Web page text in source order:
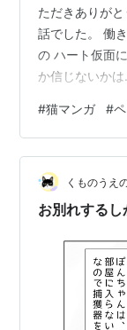
ただきありが
話でした。 働
の ハート仮面
か信じないか
します。
#猫マンガ #
くものうえ
お別れするし